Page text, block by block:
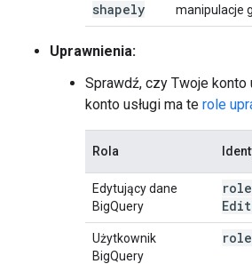
shapely manipulacje
Uprawnienia:
Sprawdź, czy Twoje konto
konto usługi ma te role
Rola
Edytujący dane
BigQuery
Użytkownik
BigQuery